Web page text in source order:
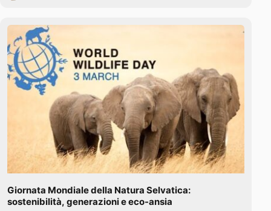
Giornata Mondiale della Natura Selvatica:
sostenibilità, generazioni e eco-ansia